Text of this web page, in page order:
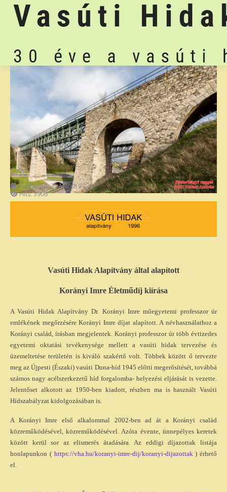
Published: 25 March 2026
Hits: 3906
Vasúti Hidak Alapítvány által alapított
Korányi Imre Életműdíj kiírása
A Vasúti Hidak Alapítvány Dr. Korányi Imre műegyetemi professzor úr
emlékének megőrzésére Korányi Imre díjat alapított. A névhasználathoz a
Korányi család, írásban megjelentek. Korányi professzor úr több évtizedes
egyetemi oktatási tevékenysége mellett a vasúti hidak tervezése és
üzemeltetése területén is kiváló szakértő volt. Többek között ő tervezte
meg az Újpesti (Északi) vasúti Duna-híd 1945 előtti megerősítését, továbbá
számos nagy acélszerkezetű híd forgalomba- helyezési eljárását is vezette.
Jelentőset alkotott az 1950-ben kiadott, részben ma is használt Vasúti
Hídszabályzat kidolgozásában is.
A Korányi Imre első alkalommal 2002-ben ad át a Korányi család
közreműködésével, közreműködésével. Azóta évente, ünnepélyes keretek
között kerül sor az elismerés átadására. Az eddigi díjazottak listája
honlapunkon ( https://vha.hu/koranyi-imre-dij/koranyi-dijazottak ) érhető
el.